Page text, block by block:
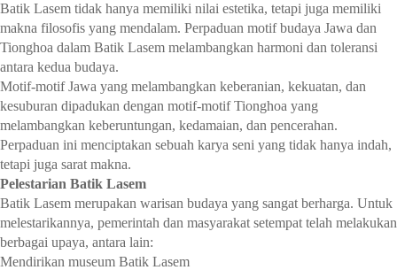
Batik Lasem tidak hanya memiliki nilai estetika, tetapi juga memiliki
makna filosofis yang mendalam. Perpaduan motif budaya Jawa dan
Tionghoa dalam Batik Lasem melambangkan harmoni dan toleransi
antara kedua budaya.
Motif-motif Jawa yang melambangkan keberanian, kekuatan, dan
kesuburan dipadukan dengan motif-motif Tionghoa yang
melambangkan keberuntungan, kedamaian, dan pencerahan.
Perpaduan ini menciptakan sebuah karya seni yang tidak hanya indah,
tetapi juga sarat makna.
Pelestarian Batik Lasem
Batik Lasem merupakan warisan budaya yang sangat berharga. Untuk
melestarikannya, pemerintah dan masyarakat setempat telah melakukan
berbagai upaya, antara lain:
Mendirikan museum Batik Lasem